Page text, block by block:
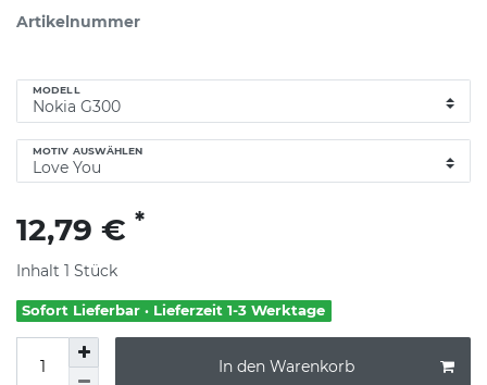
Artikelnummer
MODELL
MOTIV AUSWÄHLEN
12,79 € *
Inhalt 1 Stück
Sofort Lieferbar · Lieferzeit 1-3 Werktage
In den Warenkorb